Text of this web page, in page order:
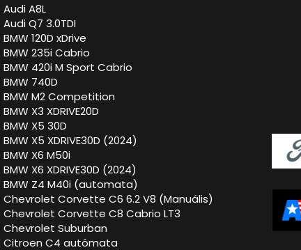
Audi A8L
Audi Q7 3.0TDI
BMW 120D xDrive
BMW 235i Cabrio
BMW 420i M Sport Cabrio
BMW 740D
BMW M2 Competition
BMW X3 XDRIVE20D
BMW X5 30D
BMW X5 XDRIVE30D (2024)
BMW X6 M50i
BMW X6 XDRIVE30D (2024)
BMW Z4 M40i (automata)
Chevrolet Corvette C6 6.2 V8 (Manuális)
Chevrolet Corvette C8 Cabrio LT3
Chevrolet Suburban
Citroen C4 autómata